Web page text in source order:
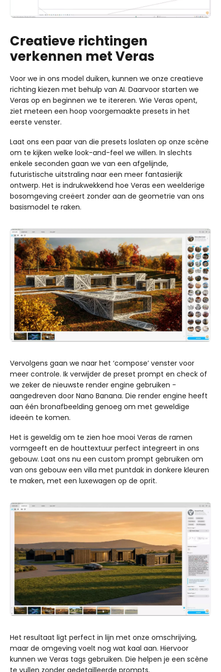
Creatieve richtingen
verkennen met Veras
Voor we in ons model duiken, kunnen we onze creatieve
richting kiezen met behulp van AI. Daarvoor starten we
Veras op en beginnen we te itereren. Wie Veras opent,
ziet meteen een hoop voorgemaakte presets in het
eerste venster.
Laat ons een paar van die presets loslaten op onze scène
om te kijken welke look-and-feel we willen. In slechts
enkele seconden gaan we van een afgelijnde,
futuristische uitstraling naar een meer fantasierijk
ontwerp. Het is indrukwekkend hoe Veras een weelderige
bosomgeving creëert zonder aan de geometrie van ons
basismodel te raken.
Vervolgens gaan we naar het ‘compose’ venster voor
meer controle. Ik verwijder de preset prompt en check of
we zeker de nieuwste render engine gebruiken -
aangedreven door Nano Banana. Die render engine heeft
aan één bronafbeelding genoeg om met geweldige
ideeën te komen.
Het is geweldig om te zien hoe mooi Veras de ramen
vormgeeft en de houttextuur perfect integreert in ons
gebouw. Laat ons nu een custom prompt gebruiken om
van ons gebouw een villa met puntdak in donkere kleuren
te maken, met een luxewagen op de oprit.
Het resultaat ligt perfect in lijn met onze omschrijving,
maar de omgeving voelt nog wat kaal aan. Hiervoor
kunnen we Veras tags gebruiken. Die helpen je een scène
te vullen zonder gedetailleerde prompts.